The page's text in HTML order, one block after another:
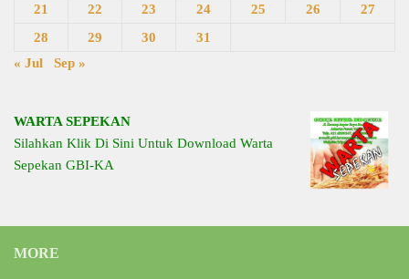
21
22 23 24 25 26
27
28
29 30
31
« Jul
Sep »
WARTA SEPEKAN
Silahkan Klik Di Sini Untuk Download Warta
Sepekan GBI-KA
MORE